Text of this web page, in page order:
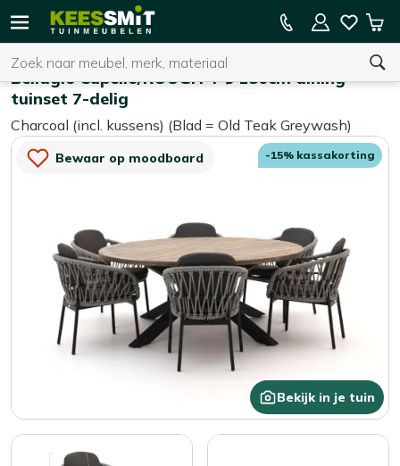
Kees
Tuinmeubelen
Zoeken
U heeft geen product(en) in uw winkelwagen.
15% kassakorting op de hele collectie
Bellagio Cupello/ROUGH-Y ø 180cm dining
tuinset 7-delig
Charcoal (incl. kussens) (Blad = Old Teak Greywash)
Bewaar op moodboard
Bekijk in je tuin
-15% kassakorting